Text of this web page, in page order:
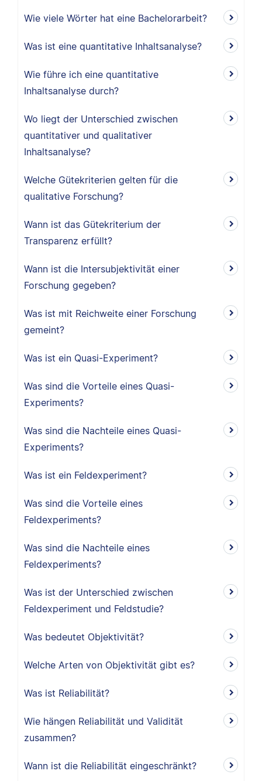
Wie viele Wörter hat eine Bachelorarbeit?
Was ist eine quantitative Inhaltsanalyse?
Wie führe ich eine quantitative
Inhaltsanalyse durch?
Wo liegt der Unterschied zwischen
quantitativer und qualitativer
Inhaltsanalyse?
Welche Gütekriterien gelten für die
qualitative Forschung?
Wann ist das Gütekriterium der
Transparenz erfüllt?
Wann ist die Intersubjektivität einer
Forschung gegeben?
Was ist mit Reichweite einer Forschung
gemeint?
Was ist ein Quasi-Experiment?
Was sind die Vorteile eines Quasi-
Experiments?
Was sind die Nachteile eines Quasi-
Experiments?
Was ist ein Feldexperiment?
Was sind die Vorteile eines
Feldexperiments?
Was sind die Nachteile eines
Feldexperiments?
Was ist der Unterschied zwischen
Feldexperiment und Feldstudie?
Was bedeutet Objektivität?
Welche Arten von Objektivität gibt es?
Was ist Reliabilität?
Wie hängen Reliabilität und Validität
zusammen?
Wann ist die Reliabilität eingeschränkt?